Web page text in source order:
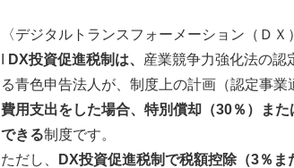
〈デジタルトランスフォーメーション（ＤＸ
DX投資促進税制は、 産業競争力強化法の認
る青色申告法人が、制度上の計画（認定事業
費用支出をした場合、特別償却（30％）ま
できる制度です。
ただし、
DX投資促進税制で税額控除（3％ま